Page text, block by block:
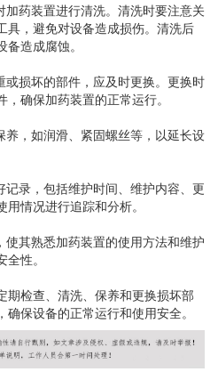
药装置进行清洗。清洗时要注意关
具，避免对设备造成损伤。清洗后
造成腐蚀。
损坏的部件，应及时更换。更换时
确保加药装置的正常运行。
，如润滑、紧固螺丝等，以延长设
录，包括维护时间、维护内容、更
情况进行追踪和分析。
其熟悉加药装置的使用方法和维护
性。
期检查、清洗、保养和更换损坏部
保设备的正常运行和使用安全。